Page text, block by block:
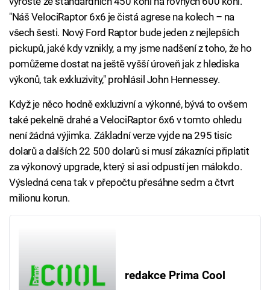
"Náš VelociRaptor 6x6 je čistá agrese na kolech – na
všech šesti. Nový Ford Raptor bude jeden z nejlepších
pickupů, jaké kdy vznikly, a my jsme nadšení z toho, že ho
pomůžeme dostat na ještě vyšší úroveň jak z hlediska
výkonů, tak exkluzivity," prohlásil John Hennessey.
Když je něco hodně exkluzivní a výkonné, bývá to ovšem
také pekelně drahé a VelociRaptor 6x6 v tomto ohledu
není žádná výjimka. Základní verze vyjde na 295 tisíc
dolarů a dalších 22 500 dolarů si musí zákazníci připlatit
za výkonový upgrade, který si asi odpustí jen málokdo.
Výsledná cena tak v přepočtu přesáhne sedm a čtvrt
milionu korun.
redakce Prima Cool